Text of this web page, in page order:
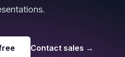
Contact sales →